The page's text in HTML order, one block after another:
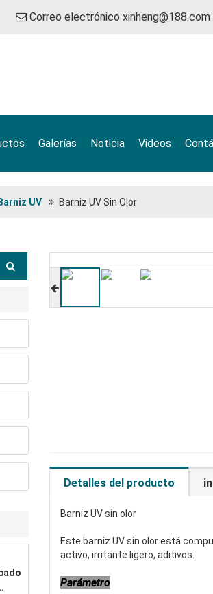
Correo electrónico xinheng@188.com
Galerías Noticia Videos
Barniz UV Barniz UV Sin Olor
Detalles del producto
Barniz UV sin olor
Este barniz UV sin olor está
activo, irritante ligero, aditivos.
Parámetro